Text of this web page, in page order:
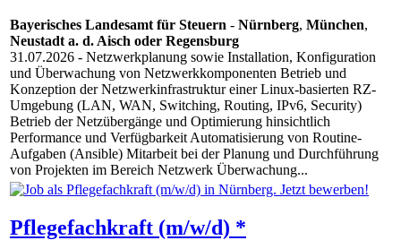
Bayerisches Landesamt für Steuern - Nürnberg, München,
Neustadt a. d. Aisch oder Regensburg
31.07.2026 - Netzwerkplanung sowie Installation, Konfiguration
und Überwachung von Netzwerkkomponenten Betrieb und
Konzeption der Netzwerkinfrastruktur einer Linux-basierten RZ-
Umgebung (LAN, WAN, Switching, Routing, IPv6, Security)
Betrieb der Netzübergänge und Optimierung hinsichtlich
Performance und Verfügbarkeit Automatisierung von Routine-
Aufgaben (Ansible) Mitarbeit bei der Planung und Durchführung
von Projekten im Bereich Netzwerk Überwachung...
Pflegefachkraft (m/w/d) *